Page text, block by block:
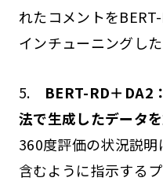
れたコメントを
インチューニングした
5. BERT-RD＋DA2
法で生成したデータ
360度評価の状況説
含むように指示する